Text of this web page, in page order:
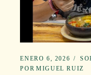
ENERO 6, 2026
POR MIGUEL RUIZ